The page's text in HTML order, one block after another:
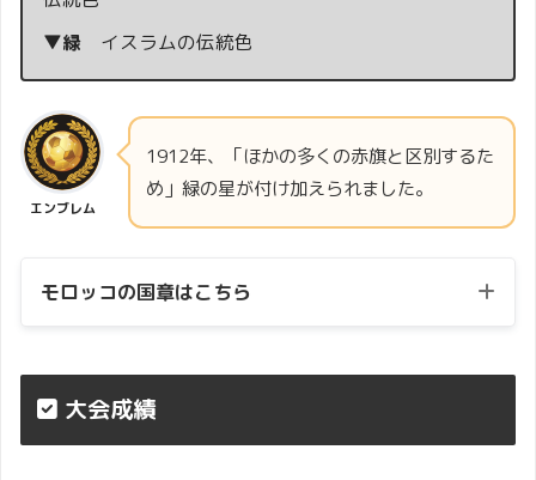
▼緑 イスラムの伝統色
エンブレム
1912年、「ほかの多くの赤旗と区別するた
め」緑の星が付け加えられました。
モロッコの国章はこちら
大会成績